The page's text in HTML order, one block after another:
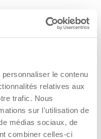
le contenu
relatives aux
trafic. Nous
sur l'utilisation de
médias sociaux, de
combiner celles-ci